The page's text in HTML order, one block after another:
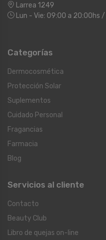
Larrea 1249
Lun - Vie: 09:00 a 20:00hs
Categorías
Dermocosmética
Protección Solar
Suplementos
Cuidado Personal
Fragancias
Farmacia
Blog
Servicios al cliente
Contacto
Beauty Club
Libro de quejas on-line